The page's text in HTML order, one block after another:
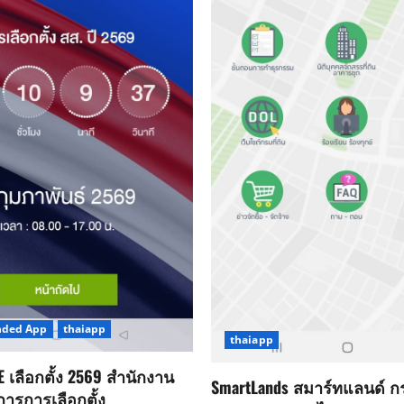
App thaiapp
เลือกตั้ง 2569 สำนักงาน
รการเลือกตั้ง
thaiapp
SmartLands สมาร์ทแลนด์